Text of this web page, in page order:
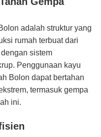
adalah struktur yang
rumah terbuat dari
sistem
Penggunaan kayu
Bolon dapat bertahan
termasuk gempa
ini.